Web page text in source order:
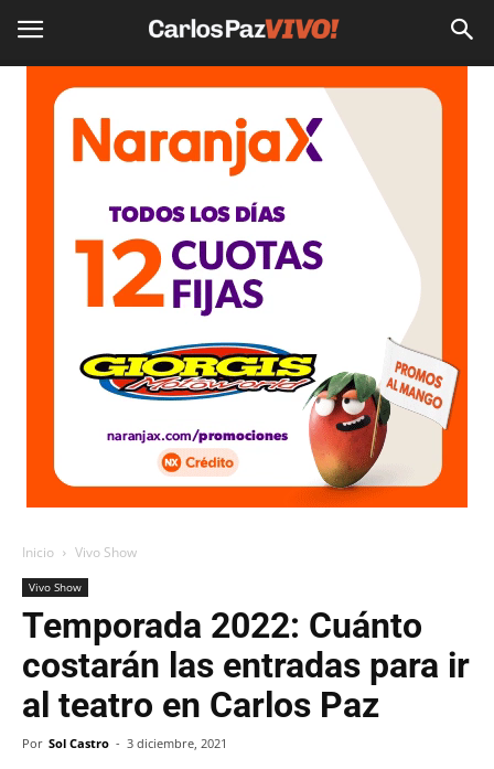
Inicio Vivo Show
Vivo Show
Temporada 2022: Cuánto
costarán las entradas para ir
al teatro en Carlos Paz
Por Sol Castro - 3 diciembre, 2021